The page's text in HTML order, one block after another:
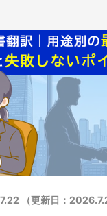
ポストエディット
めて 多様性
（更新日：